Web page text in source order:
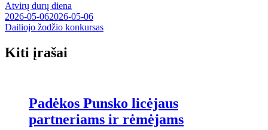
tarp
įrašų
Atvirų durų diena
2026-05-062026-05-06
Dailiojo žodžio konkursas
Kiti įrašai
Padėkos Punsko licėjaus
partneriams ir rėmėjams